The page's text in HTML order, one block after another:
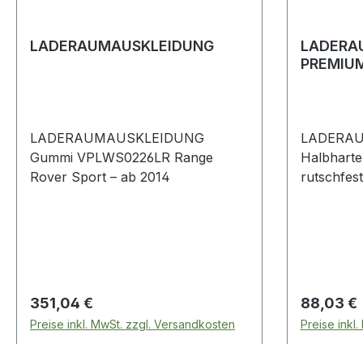
LADERAUMAUSKLEIDUNG
LADERAUMAUSKLEIDUNG
Gummi VPLWS0226LR Range
Rover Sport – ab 2014
Regulärer Preis:
351,04 €
Preise inkl. MwSt. zzgl. Versandkosten
rutschfester
Regulärer
88,03 €
Preise inkl.